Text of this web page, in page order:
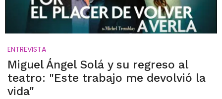
ENTREVISTA
Miguel Ángel Solá y su regreso al
teatro: "Este trabajo me devolvió la
vida"